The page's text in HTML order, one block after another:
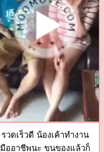
รวดเร็วดี น้องเค้าทำงาน
มืออาชีพนะ ขนของแล้วก็